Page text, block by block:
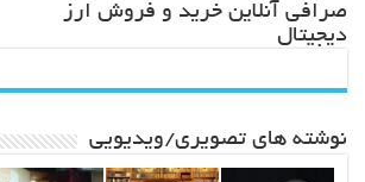
صرافی آنلاین خرید و فروش ارز
دیجیتال
نوشته های تصویری/ویدیویی